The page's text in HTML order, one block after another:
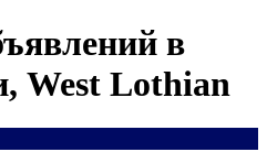
в
West Lothian